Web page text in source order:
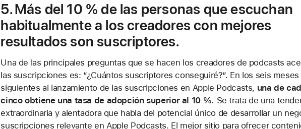
5. Más del 10 % de las personas que escuchan
habitualmente a los creadores con mejores
resultados son suscriptores.
Una de las principales preguntas que se hacen los creadores de podcasts
las suscripciones es: “¿Cuántos suscriptores conseguiré?“. En los seis meses
siguientes al lanzamiento de las suscripciones en Apple Podcasts, una de
cinco obtiene una tasa de adopción superior al 10 %. Se trata de una
extraordinaria y alentadora que habla del potencial único de desarrollar un
suscripciones relevante en Apple Podcasts. El mejor sitio para ofrecer